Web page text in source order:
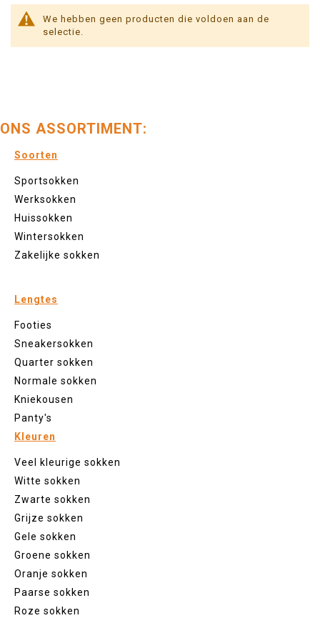
We hebben geen producten die voldoen aan de
selectie.
ONS ASSORTIMENT:
Soorten
Sportsokken
Werksokken
Huissokken
Wintersokken
Zakelijke sokken
Lengtes
Footies
Sneakersokken
Quarter sokken
Normale sokken
Kniekousen
Panty's
Kleuren
Veel kleurige sokken
Witte sokken
Zwarte sokken
Grijze sokken
Gele sokken
Groene sokken
Oranje sokken
Paarse sokken
Roze sokken